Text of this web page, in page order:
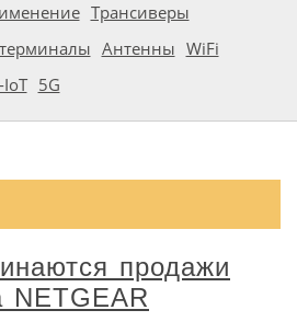
Трансиверы
Антенны WiFi
IoT 5G
продажи
NETGEAR